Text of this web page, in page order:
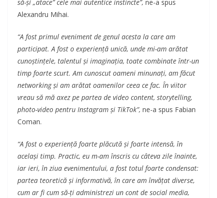
să-și „atace” cele mai autentice instincte”, ne-a spus
Alexandru Mihai.
“A fost primul eveniment de genul acesta la care am
participat. A fost o experiență unică, unde mi-am arătat
cunoștințele, talentul și imaginația, toate combinate într-un
timp foarte scurt. Am cunoscut oameni minunați, am făcut
networking și am arătat oamenilor ceea ce fac. În viitor
vreau să mă axez pe partea de video content, storytelling,
photo-video pentru Instagram și TikTok”, ne-a spus Fabian
Coman.
“A fost o experiență foarte plăcută și foarte intensă, în
același timp. Practic, eu m-am înscris cu câteva zile înainte,
iar ieri, în ziua evenimentului, a fost totul foarte condensat:
partea teoretică și informativă, în care am învățat diverse,
cum ar fi cum să-ți administrezi un cont de social media,